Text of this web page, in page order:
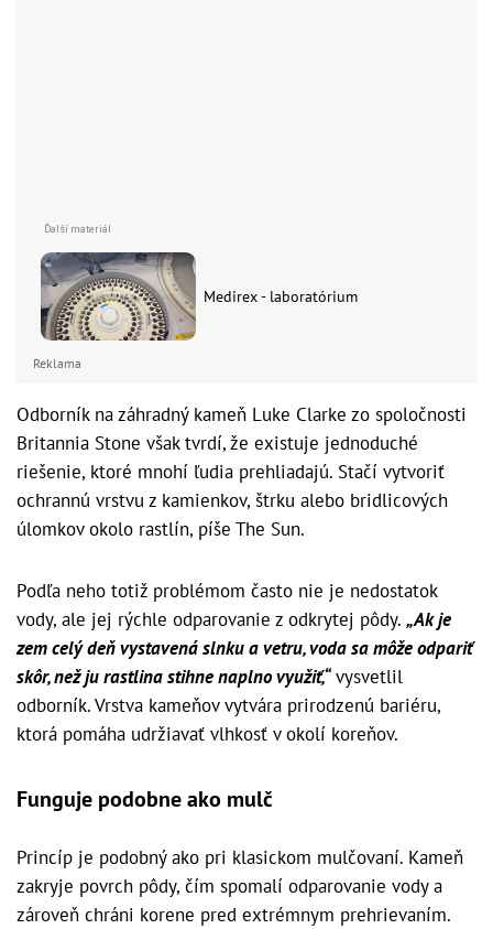
Medirex - laboratórium
Reklama
Odborník na záhradný kameň Luke Clarke zo spoločnosti
Britannia Stone však tvrdí, že existuje jednoduché
riešenie, ktoré mnohí ľudia prehliadajú. Stačí vytvoriť
ochrannú vrstvu z kamienkov, štrku alebo bridlicových
úlomkov okolo rastlín, píše The Sun.
Podľa neho totiž problémom často nie je nedostatok
vody, ale jej rýchle odparovanie z odkrytej pôdy. „Ak je
zem celý deň vystavená slnku a vetru, voda sa môže odpariť
skôr, než ju rastlina stihne naplno využiť,“vysvetlil
odborník. Vrstva kameňov vytvára prirodzenú bariéru,
ktorá pomáha udržiavať vlhkosť v okolí koreňov.
Funguje podobne ako mulč
Princíp je podobný ako pri klasickom mulčovaní. Kameň
zakryje povrch pôdy, čím spomalí odparovanie vody a
zároveň chráni korene pred extrémnym prehrievaním.